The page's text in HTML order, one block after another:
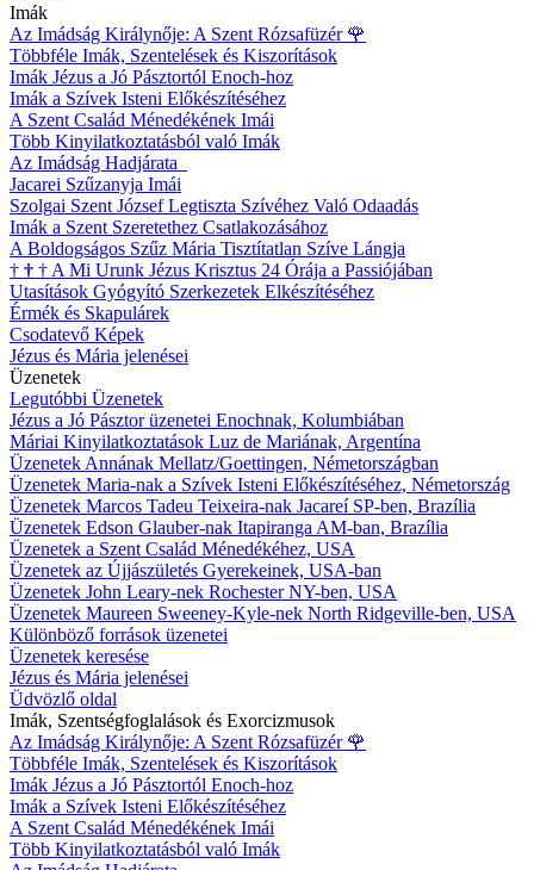
Imák
Az Imádság Királynője: A Szent Rózsafüzér 🌹
Többféle Imák, Szentelések és Kiszorítások
Imák Jézus a Jó Pásztortól Enoch-hoz
Imák a Szívek Isteni Előkészítéséhez
A Szent Család Ménedékének Imái
Több Kinyilatkoztatásból való Imák
Az Imádság Hadjárata
Jacarei Szűzanyja Imái
Szolgai Szent József Legtiszta Szívéhez Való Odaadás
Imák a Szent Szeretethez Csatlakozásához
A Boldogságos Szűz Mária Tisztítatlan Szíve Lángja
† † † A Mi Urunk Jézus Krisztus 24 Órája a Passiójában
Utasítások Gyógyító Szerkezetek Elkészítéséhez
Érmék és Skapulárek
Csodatevő Képek
Jézus és Mária jelenései
Üzenetek
Legutóbbi Üzenetek
Jézus a Jó Pásztor üzenetei Enochnak, Kolumbiában
Máriai Kinyilatkoztatások Luz de Mariának, Argentína
Üzenetek Annának Mellatz/Goettingen, Németországban
Üzenetek Maria-nak a Szívek Isteni Előkészítéséhez, Németország
Üzenetek Marcos Tadeu Teixeira-nak Jacareí SP-ben, Brazília
Üzenetek Edson Glauber-nak Itapiranga AM-ban, Brazília
Üzenetek a Szent Család Ménedékéhez, USA
Üzenetek az Újjászületés Gyerekeinek, USA-ban
Üzenetek John Leary-nek Rochester NY-ben, USA
Üzenetek Maureen Sweeney-Kyle-nek North Ridgeville-ben, USA
Különböző források üzenetei
Üzenetek keresése
Jézus és Mária jelenései
Üdvözlő oldal
Imák, Szentségfoglalások és Exorcizmusok
Az Imádság Királynője: A Szent Rózsafüzér 🌹
Többféle Imák, Szentelések és Kiszorítások
Imák Jézus a Jó Pásztortól Enoch-hoz
Imák a Szívek Isteni Előkészítéséhez
A Szent Család Ménedékének Imái
Több Kinyilatkoztatásból való Imák